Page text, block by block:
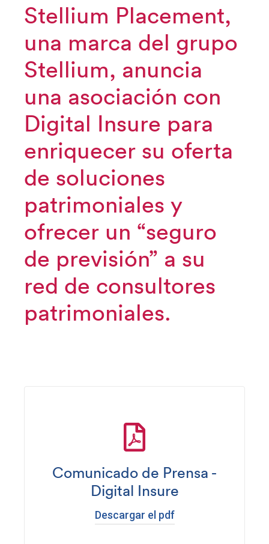
Stellium Placement,
una marca del grupo
Stellium, anuncia
una asociación con
Digital Insure para
enriquecer su oferta
de soluciones
patrimoniales y
ofrecer un “seguro
de previsión” a su
red de consultores
patrimoniales.
Comunicado de Prensa -
Digital Insure
Descargar el pdf